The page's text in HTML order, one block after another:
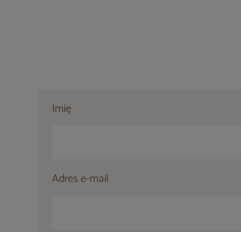
Imię
Adres e-mail